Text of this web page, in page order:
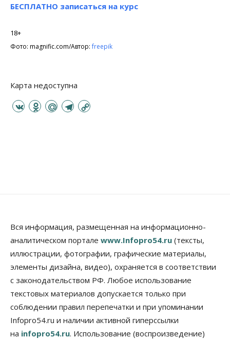
БЕСПЛАТНО записаться на курс
18+
Фото: magnific.com/Автор:freepik
Карта недоступна
V
O
i
k
i
M
T
Вся информация, размещенная на информационно-
аналитическом портале www.Infopro54.ru (тексты,
иллюстрации, фотографии, графические материалы,
элементы дизайна, видео), охраняется в соответствии
с законодательством РФ. Любое использование
текстовых материалов допускается только при
соблюдении правил перепечатки и при упоминании
Infopro54.ru и наличии активной гиперссылки
на infopro54.ru. Использование (воспроизведение)